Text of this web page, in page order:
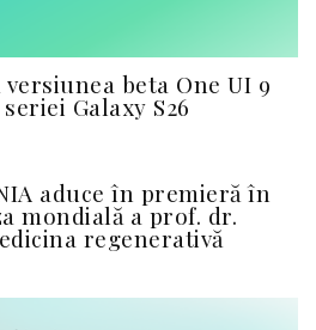
beta One UI 9
Galaxy S26
aduce în premieră în
mondială a prof. dr.
regenerativă